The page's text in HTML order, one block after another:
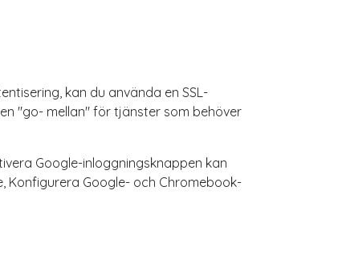
kan du använda en SSL-
"go- mellan" för tjänster som behöver
Google-inloggningsknappen kan
Konfigurera Google- och Chromebook-